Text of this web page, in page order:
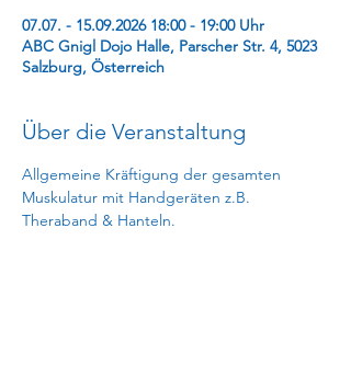
07.07. - 15.09.2026 18:00 - 19:00 Uhr
ABC Gnigl Dojo Halle, Parscher Str. 4, 5023
Salzburg, Österreich
Über die Veranstaltung
Allgemeine Kräftigung der gesamten
Muskulatur mit Handgeräten z.B.
Theraband & Hanteln.